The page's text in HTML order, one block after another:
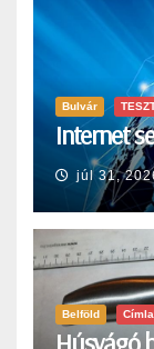
Bulvár
Internet
júl 31,
Belföld